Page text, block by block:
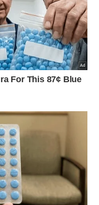
de alta
em três
de
essas
antigas?
também possuem
como parte
caça. Esses
diferentes grupos de